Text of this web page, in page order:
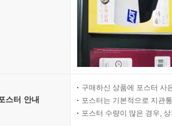
스터 안내
구매하신 상품에 포스터 사
포스터는 기본적으로 지관
포스터 수량이 많은 경우,